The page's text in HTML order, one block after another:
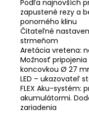
Podľa najnovších
zapustené rezy a
ponorného klinu
Čitateľné
strmeňom
Aretácia vretena:
Možnosť
koncovkou Ø 27
LED – ukazovateľ
FLEX Aku-systém:
akumulátormi.
zariadenia